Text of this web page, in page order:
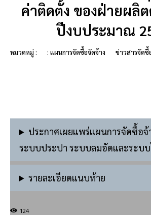
ค่าติดตั้ง ของฝ่ายผลิ
ปีงบประมาณ
หมวดหมู่ : : แผนการจัดซื้อจัดจ้าง ข่าวสารจัดซื้
ประกาศเผยแพร่แผนการจัดซื้อจ้
ระบบประปา ระบบลมอัดและระบ
รายละเอียดแนบท้าย
124